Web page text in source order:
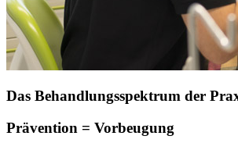
Das Behandlungsspektrum der
Prävention = Vorbeugung